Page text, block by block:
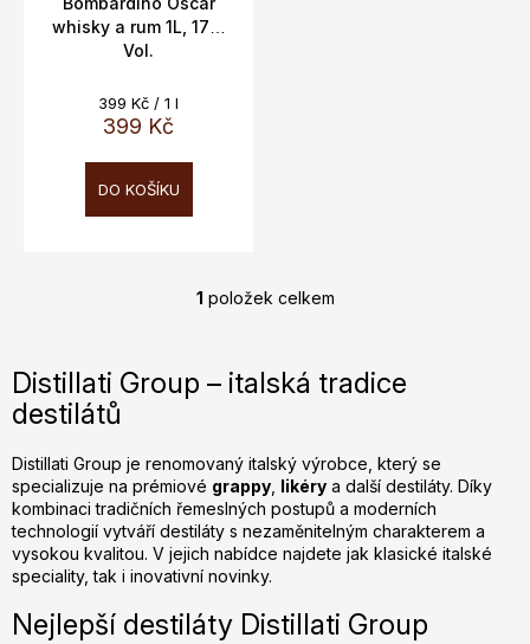
whisky a rum 1L, 17%
Vol.
399 Kč
Měrná
cena:
399 Kč / 1 l
DO KOŠÍKU
O
á
c
í
p
r
v
k
y
1 položek celkem
Distillati Group – italská tradice
destilátů
Distillati Group je renomovaný italský výrobce, který se
specializuje na prémiové grappy, likéry a další destiláty. Díky
kombinaci tradičních řemeslných postupů a moderních
technologií vytváří destiláty s nezaměnitelným charakterem a
vysokou kvalitou. V jejich nabídce najdete jak klasické italské
speciality, tak i inovativní novinky.
Nejlepší destiláty Distillati Group